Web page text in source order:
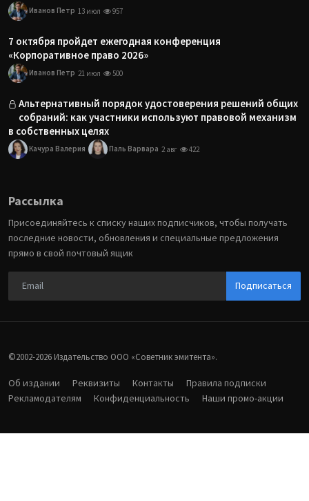
Иванов Петр 13 июл 957
7 октября пройдет ежегодная конференция
«Корпоративное право 2026»
Иванов Петр 21 июл 500
Альтернативный порядок удостоверения решений общих
собраний: как участники используют правовой механизм
в собственных целях
Качура Валерия Паль Варвара 2 авг 422
Рассылка
Присоединяйтесь к списку наших подписчиков, чтобы получать
последние новости, обновления и специальные предложения
прямо в свой почтовый ящик
Подписаться
©2002-2026 Издательство ООО «‎Советник эмитента».
Об издании Реквизиты Контакты
Правила подписки
Рекламодателям
Конфиденциальность Наши промо-акции